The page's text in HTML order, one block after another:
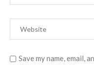
Save my name, email,